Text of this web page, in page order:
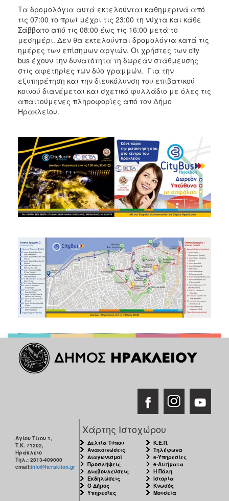
Τα δρομολόγια αυτά εκτελούνται καθημερινά από
τις 07:00 το πρωί μέχρι τις 23:00 τη νύχτα και κάθε
Σάββατο από τις 08:00 έως τις 16:00 μετά το
μεσημέρι. Δεν θα εκτελούνται δρομολόγια κατά τις
ημέρες των επίσημων αργιών. Οι χρήστες των city
bus έχουν την δυνατότητα τη δωρεάν στάθμευσης
στις αφετηρίες των δύο γραμμών. Για την
εξυπηρέτηση και την διευκόλυνση του επιβατικού
κοινού διανέμεται και σχετικό φυλλάδιο με όλες τις
απαιτούμενες πληροφορίες από τον Δήμο
Ηρακλείου.
Αγίου Τίτου 1,
Τ.Κ. 71202,
Ηράκλειο
Τηλ.: 2813-409000
email:info@heraklion.gr
Χάρτης Ιστοχώρου
Δελτία Τύπου
Ανακοινώσεις
Διαγωνισμοί
Προσλήψεις
Διαβουλεύσεις
Εκδηλώσεις
Ο Δήμος
Υπηρεσίες
Κ.Ε.Π.
Τηλέφωνα
e-Υπηρεσίες
e-Αιτήματα
Η Πόλη
Ιστορία
Κνωσός
Μουσεία